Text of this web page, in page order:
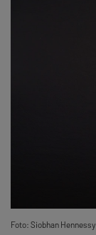
Foto: Siobhan Hennessy